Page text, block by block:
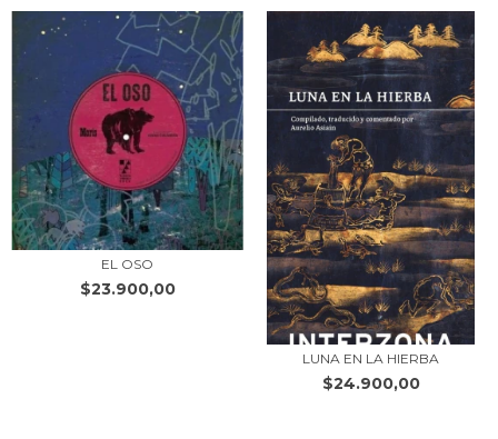
EL OSO
$23.900,00
LUNA EN LA HIERBA
$24.900,00